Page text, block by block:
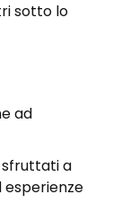
sotto lo
ad
sfruttati a
esperienze